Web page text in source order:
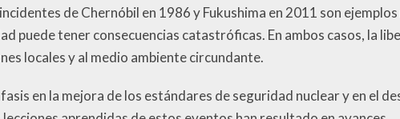
de Chernóbil en 1986 y Fukushima en 2011 son
puede tener consecuencias catastróficas. En ambos casos, la
locales y al medio ambiente circundante.
en la mejora de los estándares de seguridad nuclear y en el